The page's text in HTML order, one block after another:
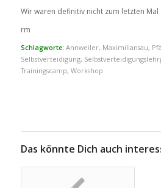
Wir waren definitiv nicht zum letzten Mal
rm
Schlagworte: Annweiler, Maximiliansau,
Selbstverteidigung,
Trainingscamp, Workshop
Das könnte Dich auch